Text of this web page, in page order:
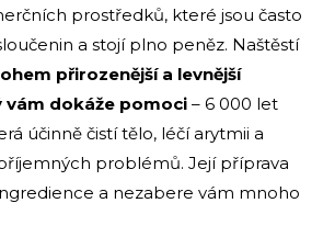
prostředků, které jsou často
a stojí plno peněz. Naštěstí
přirozenější a levnější
dokáže pomoci – 6 000 let
účinně čistí tělo, léčí arytmii a
problémů. Její příprava
a nezabere vám mnoho